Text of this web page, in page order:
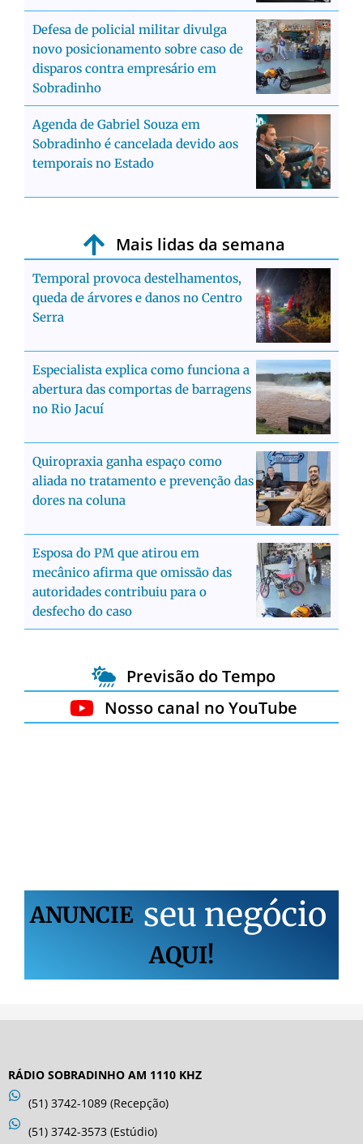
Defesa de policial militar divulga
novo posicionamento sobre caso de
disparos contra empresário em
Sobradinho
Agenda de Gabriel Souza em
Sobradinho é cancelada devido aos
temporais no Estado
Mais lidas da semana
Temporal provoca destelhamentos,
queda de árvores e danos no Centro
Serra
Especialista explica como funciona a
abertura das comportas de barragens
no Rio Jacuí
Quiropraxia ganha espaço como
aliada no tratamento e prevenção das
dores na coluna
Esposa do PM que atirou em
mecânico afirma que omissão das
autoridades contribuiu para o
desfecho do caso
Previsão do Tempo
Nosso canal no YouTube
ANUNCIE seu negócio
AQUI!
RÁDIO SOBRADINHO AM 1110 KHZ
(51) 3742-1089 (Recepção)
(51) 3742-3573 (Estúdio)